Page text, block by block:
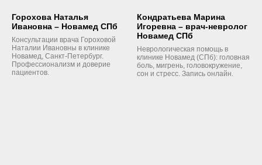
Горохова Наталья
Ивановна – Новамед СПб
Консультации врача Гороховой
Наталии Ивановны в клинике
Новамед, Санкт-Петербург.
Профессионализм и доверие
пациентов.
Кондратьева Марина
Игоревна – врач-невролог
Новамед СПб
Неврологическая помощь в
клинике Новамед (СПб): головная
боль, мигрень, головокружение,
сон и стресс. Запись онлайн.